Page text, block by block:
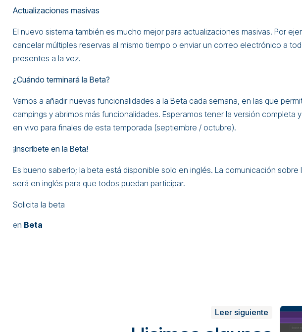
Actualizaciones masivas
El nuevo sistema también es mucho mejor para actualizaciones masivas. Por
cancelar múltiples reservas al mismo tiempo o enviar un correo electrónico a
presentes a la vez.
¿Cuándo terminará la Beta?
Vamos a añadir nuevas funcionalidades a la Beta cada semana, en las que
campings y abrimos más funcionalidades. Esperamos tener la versión completa
en vivo para finales de esta temporada (septiembre / octubre).
¡Inscríbete en la Beta!
Es bueno saberlo; la beta está disponible solo en inglés. La comunicación sobre
será en inglés para que todos puedan participar.
Solicita la beta
en Beta
Leer siguiente